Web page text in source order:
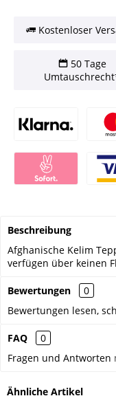
Kostenloser
50 Tage
Beschreibung
Afghanische Kelim
verfügen über keinen
Bewertungen
0
Bewertungen lesen,
FAQ
0
Fragen und Antworten
Ähnliche Artikel